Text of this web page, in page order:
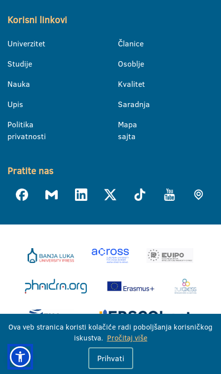
Korisni linkovi
Univerzitet
Studije
Nauka
Upis
Politika
privatnosti
Članice
Osoblje
Kvalitet
Saradnja
Mapa
sajta
Pratite nas
Univerzitet u Banjoj Luci © 2026
Ova veb stranica koristi kolačiće radi poboljšanja korisničkog
iskustva. Pročitaj više
Prihvati